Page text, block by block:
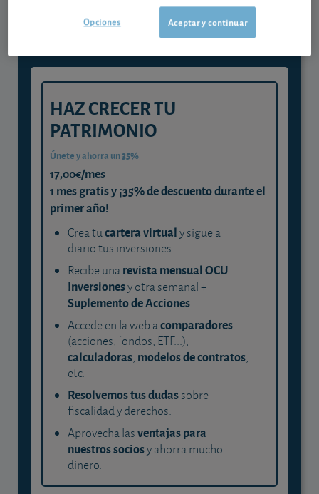
y consigue que cada euro trabaje
para ti
HAZ CRECER TU
PATRIMONIO
Únete y ahorra un 35%
17,00€/mes
1 mes gratis y ¡35% de descuento durante el
primer año!
Crea tucartera virtualy sigue a
diario tus inversiones.
Recibe unarevista mensual OCU
Inversionesy otra semanal +
Suplemento de Acciones.
Accede en la web acomparadores
(acciones, fondos, ETF...),
calculadoras, modelos de contratos,
etc.
Resolvemos tus dudassobre
fiscalidad y derechos.
Aprovecha lasventajas para
nuestros sociosy ahorra mucho
dinero.
Aceptar y continuar
Opciones